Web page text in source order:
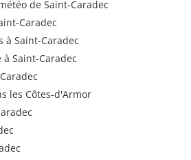
de Saint-Caradec
Caradec
à Saint-Caradec
Saint-Caradec
les Côtes-d'Armor